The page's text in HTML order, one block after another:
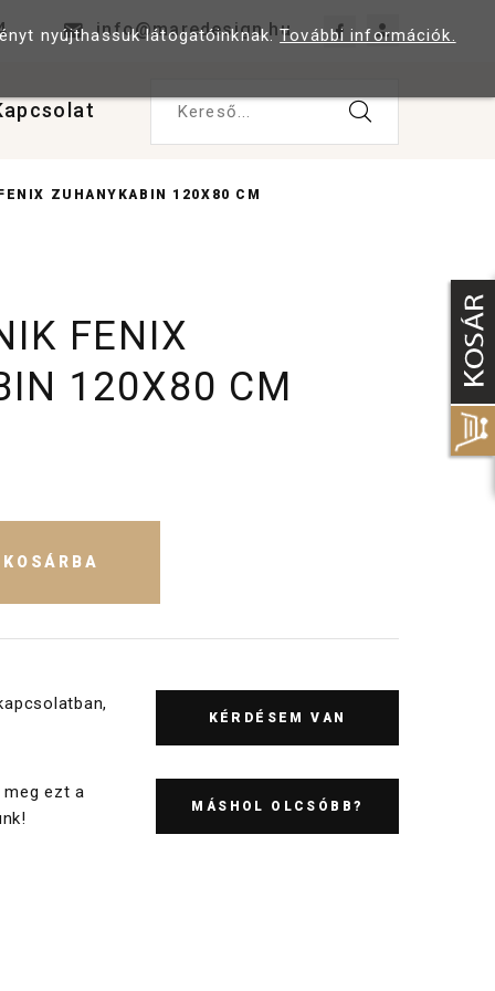
info@maredesign.hu
Kereső...
ZUHANYKABIN 120X80 CM
FENIX
120X80 CM
KOSÁRBA
KÉRDÉSEM VAN
ezt a
MÁSHOL OLCSÓBB?
nyújthassuk látogatóinknak.További információk.